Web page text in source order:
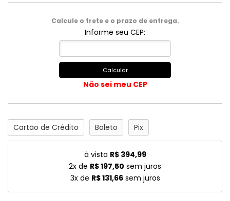
Calcule o frete e o prazo de entrega.
Informe seu CEP:
Calcular
Não sei meu CEP
Cartão de Crédito Boleto Pix
à vista R$ 394,99
2x de R$ 197,50 sem juros
3x de R$ 131,66sem juros